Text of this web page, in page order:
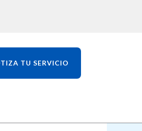
TU SERVICIO